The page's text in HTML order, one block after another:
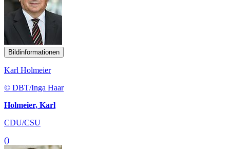
Bildinformationen
Karl Holmeier
© DBT/Inga Haar
Holmeier, Karl
CDU/CSU
()